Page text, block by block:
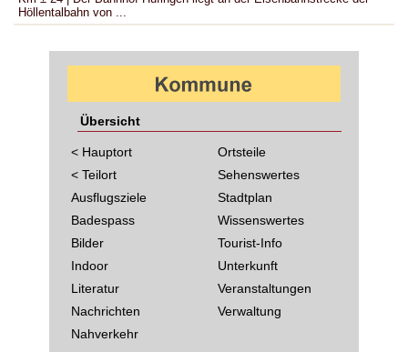
Höllentalbahn von ...
Übersicht
< Hauptort
< Teilort
Ausflugsziele
Badespass
Bilder
Indoor
Literatur
Nachrichten
Nahverkehr
Ortsteile
Sehenswertes
Stadtplan
Wissenswertes
Tourist-Info
Unterkunft
Veranstaltungen
Verwaltung